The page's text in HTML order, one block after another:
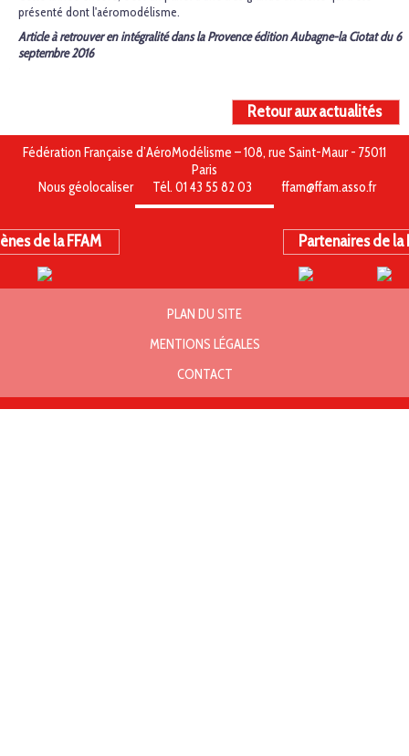
présenté dont l'aéromodélisme.
Article à retrouver en intégralité dans la Provence édition Aubagne-la Ciotat du 6
septembre 2016
Retour aux actualités
Fédération Française d’AéroModélisme – 108, rue Saint-Maur - 75011
Paris
Nous géolocaliser
Tél. 01 43 55 82 03 ffam@ffam.asso.fr
de la FFAM Partenaires de la
PLAN DU SITE
MENTIONS LÉGALES
CONTACT